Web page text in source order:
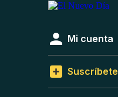
Mi cuenta
Suscríbete